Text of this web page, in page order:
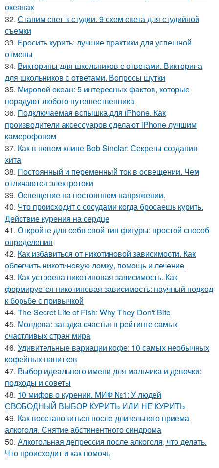
океанах
32. Ставим свет в студии. 9 схем света для студийной
съемки
33. Бросить курить: лучшие практики для успешной
отмены
34. Викторины для школьников с ответами. Викторина
для школьников с ответами. Вопросы шутки
35. Мировой океан: 5 интересных фактов, которые
порадуют любого путешественника
36. Подключаемая вспышка для iPhone. Как
производители аксессуаров сделают iPhone лучшим
камерофоном
37. Как в новом клипе Bob Sinclar: Секреты создания
хита
38. Постоянный и переменный ток в освещении. Чем
отличаются электротоки
39. Освещение на постоянном напряжении.
40. Что происходит с сосудами когда бросаешь курить.
Действие курения на сердце
41. Откройте для себя свой тип фигуры: простой способ
определения
42. Как избавиться от никотиновой зависимости. Как
облегчить никотиновую ломку, помощь и лечение
43. Как устроена никотиновая зависимость. Как
формируется никотиновая зависимость: научный подход
к борьбе с привычкой
44. The Secret Life of Fish: Why They Don't Bite
45. Молдова: загадка счастья в рейтинге самых
счастливых стран мира
46. Удивительные вариации кофе: 10 самых необычных
кофейных напитков
47. Выбор идеального имени для мальчика и девочки:
подходы и советы
48. 10 мифов о курении. МИФ №1: У людей
СВОБОДНЫЙ ВЫБОР КУРИТЬ ИЛИ НЕ КУРИТЬ
49. Как восстановиться после длительного приема
алкоголя. Снятие абстинентного синдрома
50. Алкогольная депрессия после алкоголя, что делать.
Что происходит и как помочь